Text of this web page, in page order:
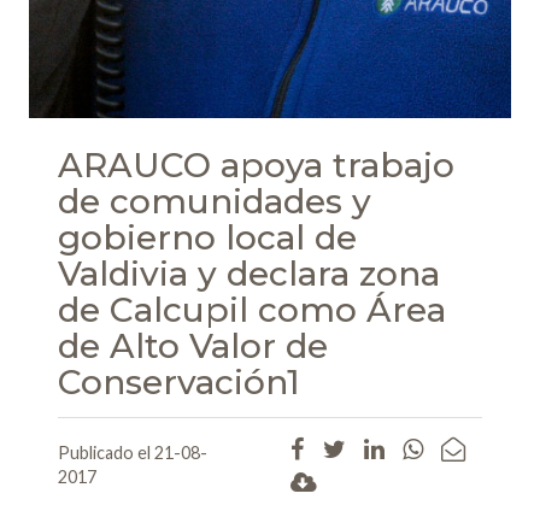
ARAUCO apoya trabajo
de comunidades y
gobierno local de
Valdivia y declara zona
de Calcupil como Área
de Alto Valor de
Conservación1
Publicado el 21-08-
2017